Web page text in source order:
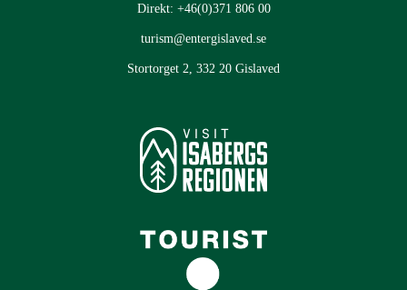
Direkt: +46(0)371 806 00
turism@entergislaved.se
Stortorget 2, 332 20 Gislaved